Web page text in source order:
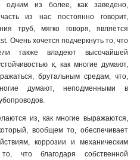
из более, как заведено,
из нас постоянно говорит,
труб, мягко говоря, является
Очень хочется подчеркнуть то, что
также владеют высочайшей
к, как многие думают,
брутальным средам, что,
думают, неподменными в
из, как многие выражаются,
вообщем то, обеспечивает
коррозии и механическим
что благодаря собственной